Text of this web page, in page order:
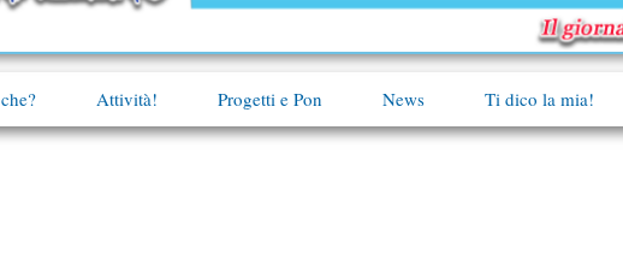
Attività! Progetti e Pon News Ti dico la mia!